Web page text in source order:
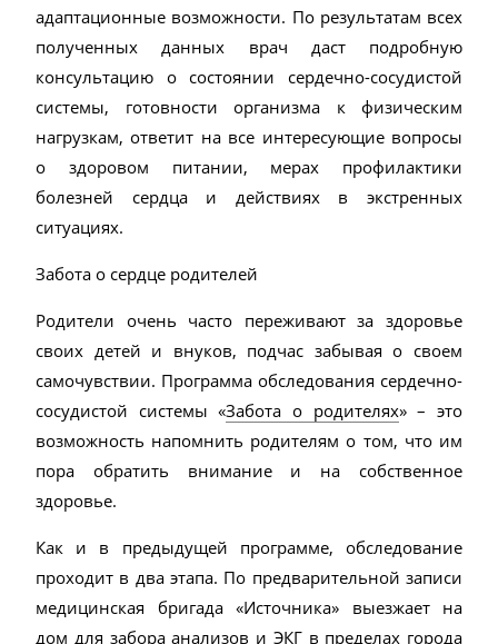
адаптационные возможности. По результатам всех
полученных данных врач даст подробную
консультацию о состоянии сердечно-сосудистой
системы, готовности организма к физическим
нагрузкам, ответит на все интересующие вопросы
о здоровом питании, мерах профилактики
болезней сердца и действиях в экстренных
ситуациях.
Забота о сердце родителей
Родители очень часто переживают за здоровье
своих детей и внуков, подчас забывая о своем
самочувствии. Программа обследования сердечно-
сосудистой системы «Забота о родителях» – это
возможность напомнить родителям о том, что им
пора обратить внимание и на собственное
здоровье.
Как и в предыдущей программе, обследование
проходит в два этапа. По предварительной записи
медицинская бригада «Источника» выезжает на
дом для забора анализов и ЭКГ в пределах города